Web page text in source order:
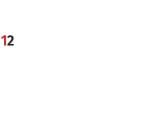
12